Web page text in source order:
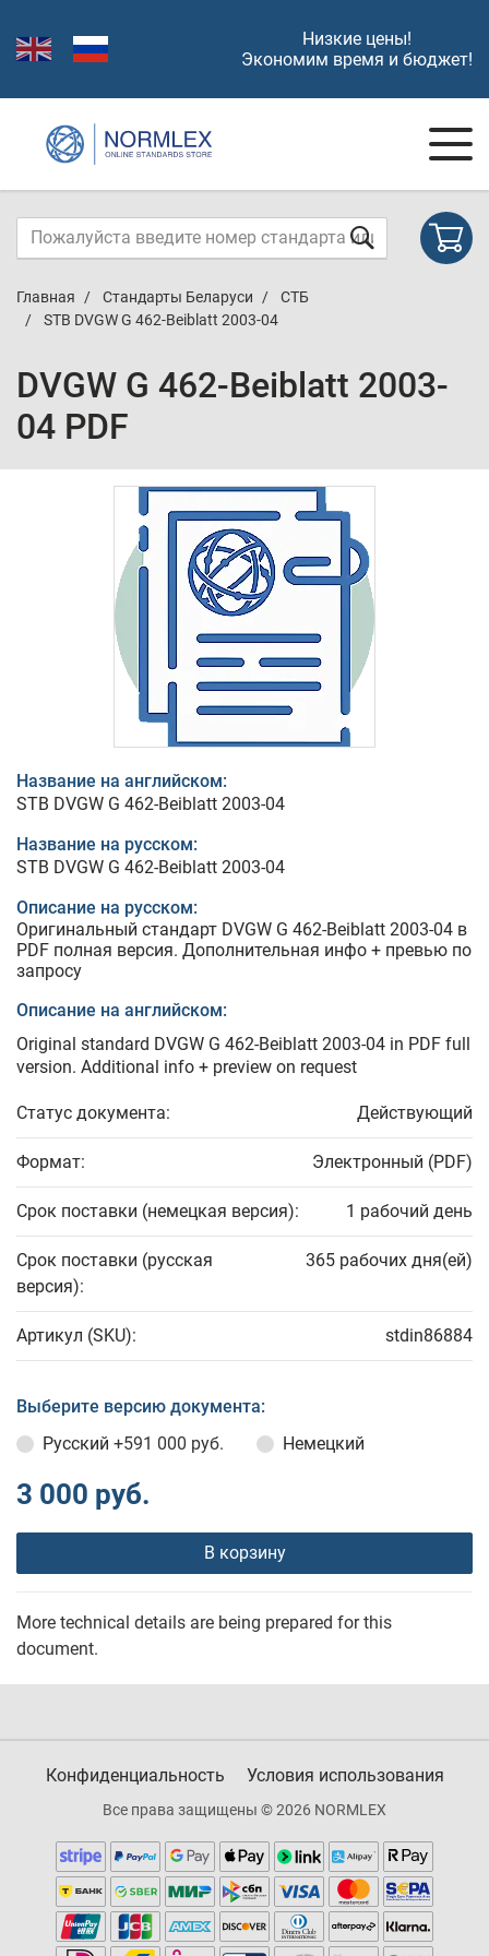
Низкие цены!
Экономим время и бюджет!
Главная Стандарты Беларуси
СТБ
STB DVGW G 462-Beiblatt 2003-04
DVGW G 462-Beiblatt 2003-
04 PDF
Название на английском:
STB DVGW G 462-Beiblatt 2003-04
Название на русском:
STB DVGW G 462-Beiblatt 2003-04
Описание на русском:
Оригинальный стандарт DVGW G 462-Beiblatt 2003-04 в
PDF полная версия. Дополнительная инфо + превью по
запросу
Описание на английском:
Original standard DVGW G 462-Beiblatt 2003-04 in PDF full
version. Additional info + preview on request
Статус документа: Действующий
Формат: Электронный (PDF)
Срок поставки (немецкая версия): 1 рабочий день
Срок поставки (русская
версия):
365 рабочих дня(ей)
Артикул (SKU): stdin86884
Выберите версию документа:
Русский +591 000 руб. Немецкий
3 000 руб.
В корзину
More technical details are being prepared for this
document.
Конфиденциальность Условия использования
Все права защищены © 2026 NORMLEX